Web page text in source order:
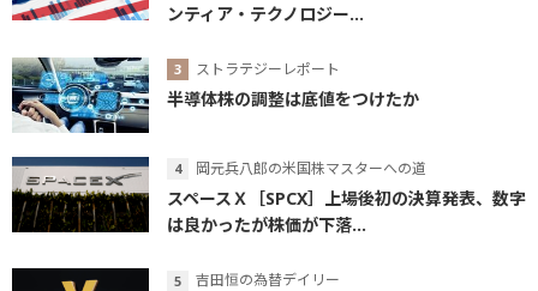
ンティア・テクノロジー...
ストラテジーレポート
半導体株の調整は底値をつけたか
岡元兵八郎の米国株マスターへの道
スペースＸ［SPCX］上場後初の決算発表、数字
は良かったが株価が下落...
吉田恒の為替デイリー